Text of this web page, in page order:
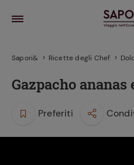
Sapori& Ricette degli Chef
Gazpacho ananas
Preferiti